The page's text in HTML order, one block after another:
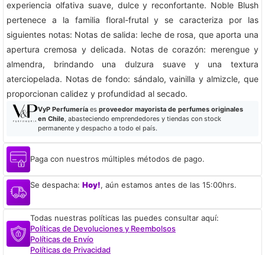
experiencia olfativa suave, dulce y reconfortante. Noble Blush
pertenece a la familia floral-frutal y se caracteriza por las
siguientes notas: Notas de salida: leche de rosa, que aporta una
apertura cremosa y delicada. Notas de corazón: merengue y
almendra, brindando una dulzura suave y una textura
aterciopelada. Notas de fondo: sándalo, vainilla y almizcle, que
proporcionan calidez y profundidad al secado.​
VyP Perfumeríaes proveedor mayorista de perfumes originales
en Chile, abasteciendo emprendedores y tiendas con stock
permanente y despacho a todo el país.
Paga con nuestros múltiples métodos de pago.
Se despacha: Hoy!, aún estamos antes de las 15:00hrs.
Todas nuestras políticas las puedes consultar aquí:
Políticas de Devoluciones y Reembolsos
Políticas de Envío
Políticas de Privacidad